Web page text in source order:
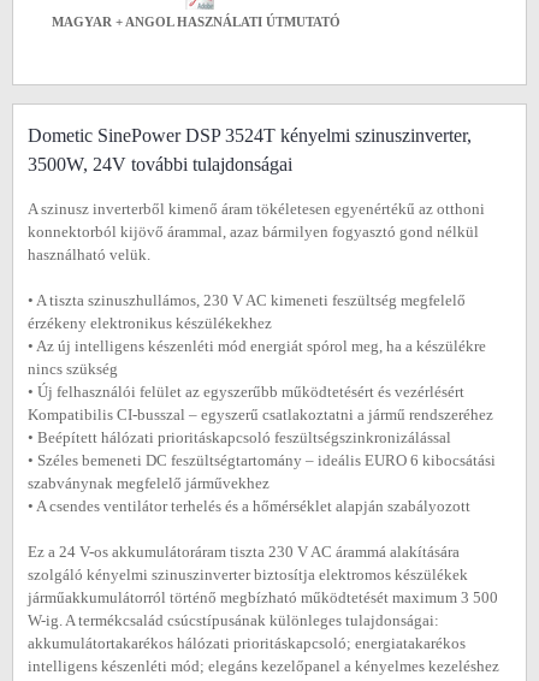
MAGYAR + ANGOL HASZNÁLATI ÚTMUTATÓ
Dometic SinePower DSP 3524T kényelmi szinuszinverter,
3500W, 24V további tulajdonságai
A szinusz inverterből kimenő áram tökéletesen egyenértékű az otthoni
konnektorból kijövő árammal, azaz bármilyen fogyasztó gond nélkül
használható velük.
• A tiszta szinuszhullámos, 230 V AC kimeneti feszültség megfelelő
érzékeny elektronikus készülékekhez
• Az új intelligens készenléti mód energiát spórol meg, ha a készülékre
nincs szükség
• Új felhasználói felület az egyszerűbb működtetésért és vezérlésért
Kompatibilis CI-busszal – egyszerű csatlakoztatni a jármű rendszeréhez
• Beépített hálózati prioritáskapcsoló feszültségszinkronizálással
• Széles bemeneti DC feszültségtartomány – ideális EURO 6 kibocsátási
szabványnak megfelelő járművekhez
• A csendes ventilátor terhelés és a hőmérséklet alapján szabályozott
Ez a 24 V-os akkumulátoráram tiszta 230 V AC árammá alakítására
szolgáló kényelmi szinuszinverter biztosítja elektromos készülékek
járműakkumulátorról történő megbízható működtetését maximum 3 500
W-ig. A termékcsalád csúcstípusának különleges tulajdonságai:
akkumulátortakarékos hálózati prioritáskapcsoló; energiatakarékos
intelligens készenléti mód; elegáns kezelőpanel a kényelmes kezeléshez